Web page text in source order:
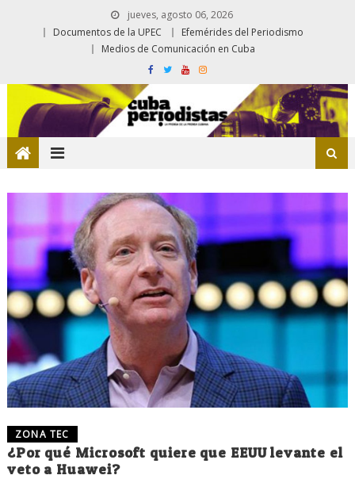
jueves, agosto 06, 2026
Documentos de la UPEC
Efemérides del Periodismo
Medios de Comunicación en Cuba
ZONA TEC
¿Por qué Microsoft quiere que EEUU levante el
veto a Huawei?